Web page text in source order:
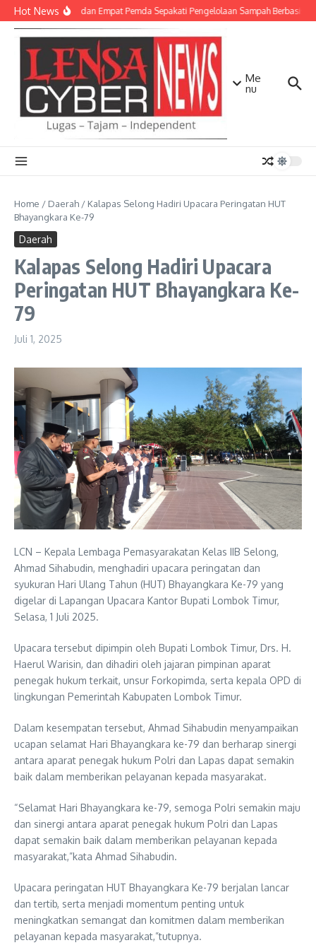
Lewati ke konten
Hot NewsTNI AD dan Empat Pemda Sepakati Pengelolaan Sampah Berbasis
Me
nu
Home / Daerah / Kalapas Selong Hadiri Upacara Peringatan HUT
Bhayangkara Ke-79
Daerah
Kalapas Selong Hadiri Upacara
Peringatan HUT Bhayangkara Ke-
79
Juli 1, 2025
LCN – Kepala Lembaga Pemasyarakatan Kelas IIB Selong,
Ahmad Sihabudin, menghadiri upacara peringatan dan
syukuran Hari Ulang Tahun (HUT) Bhayangkara Ke-79 yang
digelar di Lapangan Upacara Kantor Bupati Lombok Timur,
Selasa, 1 Juli 2025.
Upacara tersebut dipimpin oleh Bupati Lombok Timur, Drs. H.
Haerul Warisin, dan dihadiri oleh jajaran pimpinan aparat
penegak hukum terkait, unsur Forkopimda, serta kepala OPD di
lingkungan Pemerintah Kabupaten Lombok Timur.
Dalam kesempatan tersebut, Ahmad Sihabudin menyampaikan
ucapan selamat Hari Bhayangkara ke-79 dan berharap sinergi
antara aparat penegak hukum Polri dan Lapas dapat semakin
baik dalam memberikan pelayanan kepada masyarakat.
“Selamat Hari Bhayangkara ke-79, semoga Polri semakin maju
dan sinergi antara aparat penegak hukum Polri dan Lapas
dapat semakin baik dalam memberikan pelayanan kepada
masyarakat,”kata Ahmad Sihabudin.
Upacara peringatan HUT Bhayangkara Ke-79 berjalan lancar
dan tertib, serta menjadi momentum penting untuk
meningkatkan semangat dan komitmen dalam memberikan
pelayanan kepada masyarakat,”tutupnya.